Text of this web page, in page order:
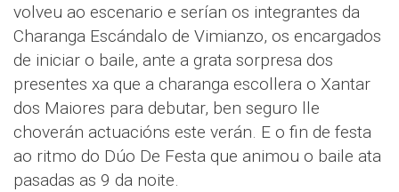
volveu ao escenario e serían os integrantes da
Charanga Escándalo de Vimianzo, os encargados
de iniciar o baile, ante a grata sorpresa dos
presentes xa que a charanga escollera o Xantar
dos Maiores para debutar, ben seguro lle
choverán actuacións este verán. E o fin de festa
ao ritmo do Dúo De Festa que animou o baile ata
pasadas as 9 da noite.